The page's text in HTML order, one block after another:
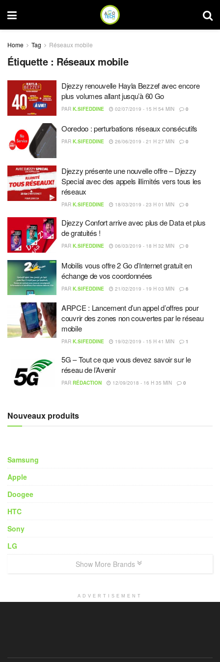
Home Tag Réseaux mobile
Étiquette : Réseaux mobile
Djezzy renouvelle Hayla Bezzef avec encore
plus volumes allant jusqu’à 60 Go
PAR K.SIFEDDINE 02/07/2019 - 15 H 54 MIN 0
Ooredoo : perturbations réseaux consécutifs
PAR K.SIFEDDINE 26/06/2019 - 21 H 27 MIN 0
Djezzy présente une nouvelle offre – Djezzy
Special avec des appels illimités vers tous les
réseaux
PAR K.SIFEDDINE 18/03/2019 - 23 H 01 MIN 0
Djezzy Confort arrive avec plus de Data et plus
de gratuités !
PAR K.SIFEDDINE 06/03/2019 - 18 H 32 MIN 0
Mobilis vous offre 2 Go d’Internet gratuit en
échange de vos coordonnées
PAR K.SIFEDDINE 21/02/2019 - 19 H 03 MIN 6
ARPCE : Lancement d’un appel d’offres pour
couvrir des zones non couvertes par le réseau
mobile
PAR K.SIFEDDINE 19/02/2019 - 15 H 41 MIN 1
5G – Tout ce que vous devez savoir sur le
réseau de l’Avenir
PAR RÉDACTION 12/09/2018 - 16 H 35 MIN 0
Nouveaux produits
Samsung
Apple
Doogee
HTC
Sony
LG
Show More Brands
ADVERTISEMENT